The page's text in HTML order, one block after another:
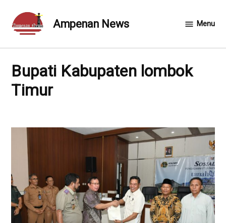
content
Ampenan News Menu
Bupati Kabupaten lombok
Timur